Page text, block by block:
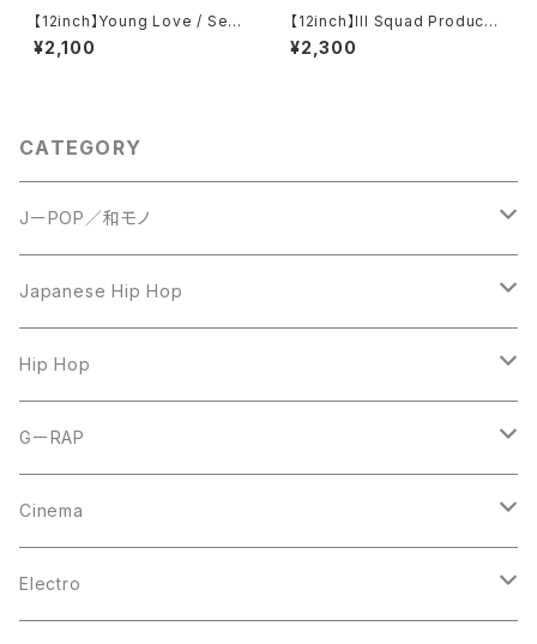
【12inch】Young Love / Sexu
al Healing Rap
¥2,100
【12inch】Ill Squad Producti
on / On A Roll / Making A K
illing
¥2,300
CATEGORY
JーPOP／和モノ
LP
7inch
CD
12inch
10inch
Japanese Hip Hop
12inch
LP
Hip Hop
LP
12inch
CD
GーRAP
12inch
LP
Cinema
LP
Electro